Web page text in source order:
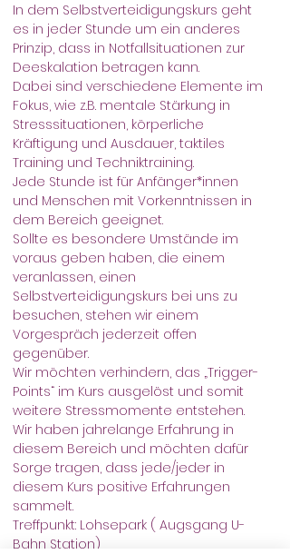
In dem Selbstverteidigungskurs geht
es in jeder Stunde um ein anderes
Prinzip, dass in Notfallsituationen zur
Deeskalation betragen kann.
Dabei sind verschiedene Elemente im
Fokus, wie z.B. mentale Stärkung in
Stresssituationen, körperliche
Kräftigung und Ausdauer, taktiles
Training und Techniktraining.
Jede Stunde ist für Anfänger*innen
und Menschen mit Vorkenntnissen in
dem Bereich geeignet.
Sollte es besondere Umstände im
voraus geben haben, die einem
veranlassen, einen
Selbstverteidigungskurs bei uns zu
besuchen, stehen wir einem
Vorgespräch jederzeit offen
gegenüber.
Wir möchten verhindern, das „Trigger-
Points“ im Kurs ausgelöst und somit
weitere Stressmomente entstehen.
Wir haben jahrelange Erfahrung in
diesem Bereich und möchten dafür
Sorge tragen, dass jede/jeder in
diesem Kurs positive Erfahrungen
sammelt.
Treffpunkt: Lohsepark ( Augsgang U-
Bahn Station)